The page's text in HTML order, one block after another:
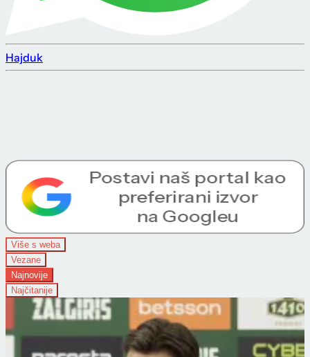
Hajduk
Više s weba
Vezane
Najnovije
Najčitanije